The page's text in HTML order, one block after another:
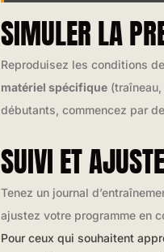
SIMULER LA
Reproduisez les conditions
matériel spécifique
débutants, commencez par
SUIVI ET
Tenez un journal
ajustez votre programme en
Pour ceux qui souhaitent